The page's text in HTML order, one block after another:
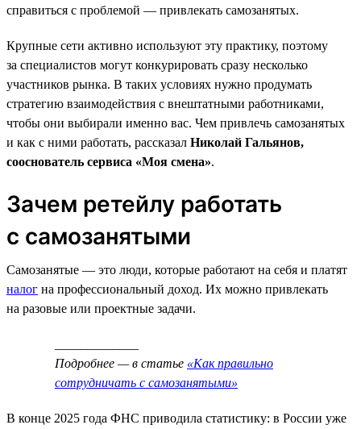
справиться с проблемой — привлекать самозанятых.
Крупные сети активно используют эту практику, поэтому
за специалистов могут конкурировать сразу несколько
участников рынка. В таких условиях нужно продумать
стратегию взаимодействия с внештатными работниками,
чтобы они выбирали именно вас. Чем привлечь самозанятых
и как с ними работать, рассказал Николай Гальянов,
сооснователь сервиса «Моя смена».
Зачем ретейлу работать
с самозанятыми
Самозанятые — это люди, которые работают на себя и платят
налог на профессиональный доход. Их можно привлекать
на разовые или проектные задачи.
Подробнее — в статье «Как правильно
сотрудничать с самозанятыми»
В конце 2025 года ФНС приводила статистику: в России уже